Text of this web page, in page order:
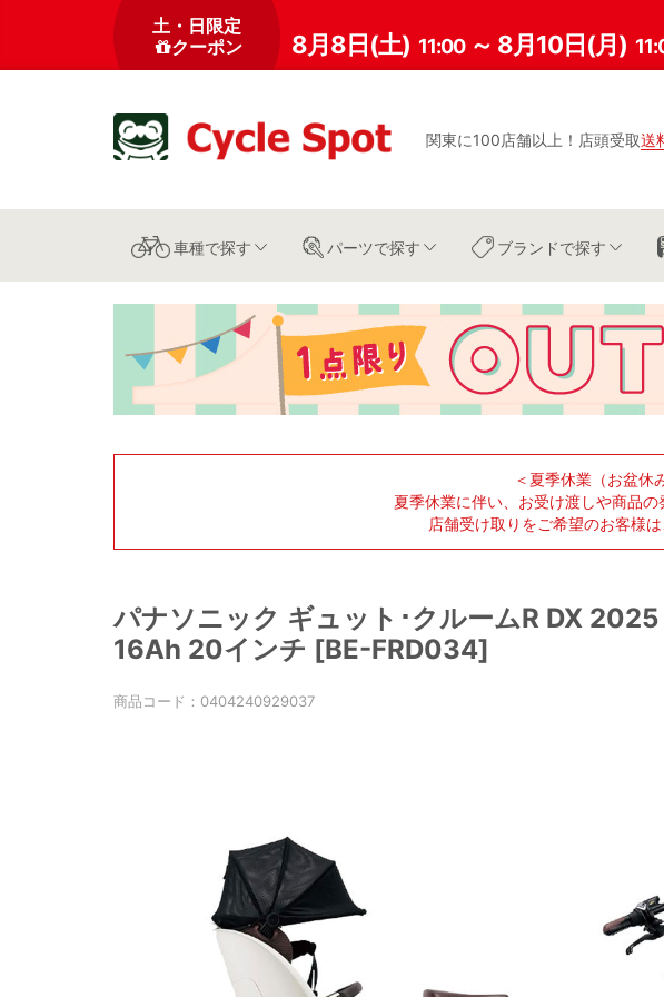
土・日限定
クーポン
8月8日(土) 11:00 ～ 8月10日(月)
関東に100店舗以上 ！ 店頭受取送
車種で探す パーツで探す ブランドで探す
＜夏季休業（お盆休
夏季休業に伴い、お受け渡しや商品
店舗受け取りをご希望のお客様
パナソニック ギュット･クルームR DX
16Ah 20インチ [BE-FRD034]
商品コード： 0404240929037